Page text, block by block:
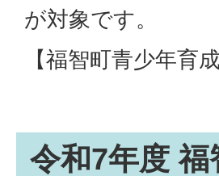
が対象です。
【福智町青少年育
令和7年度